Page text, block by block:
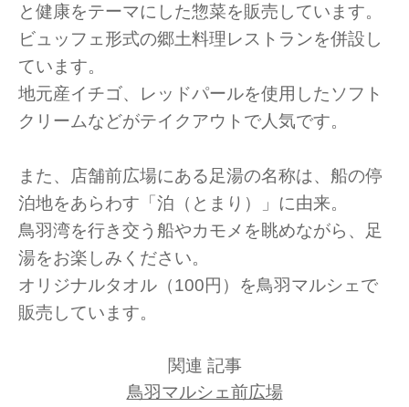
と健康をテーマにした惣菜を販売しています。
ビュッフェ形式の郷土料理レストランを併設し
ています。
地元産イチゴ、レッドパールを使用したソフト
クリームなどがテイクアウトで人気です。
また、店舗前広場にある足湯の名称は、船の停
泊地をあらわす「泊（とまり）」に由来。
鳥羽湾を行き交う船やカモメを眺めながら、足
湯をお楽しみください。
オリジナルタオル（100円）を鳥羽マルシェで
販売しています。
関連 記事
鳥羽マルシェ前広場